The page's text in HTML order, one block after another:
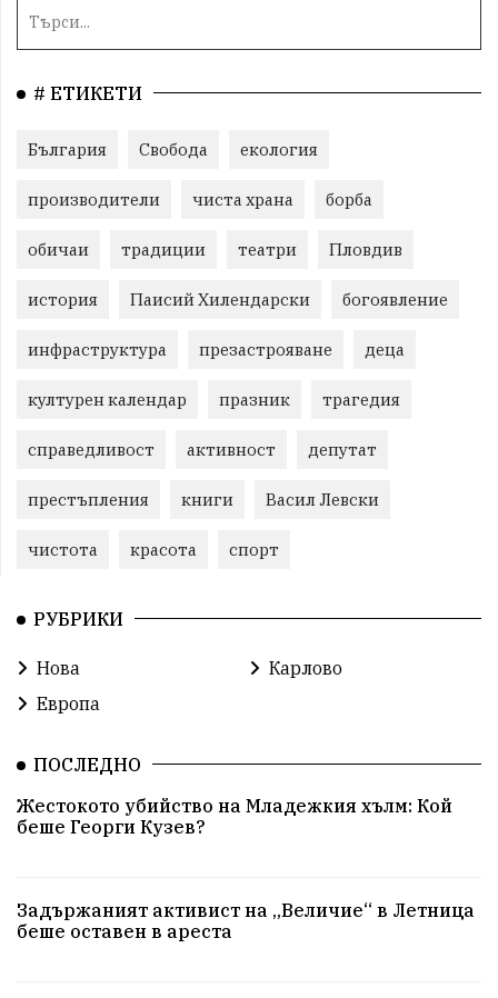
# ЕТИКЕТИ
България Свобода екология
производители чиста храна борба
обичаи традиции театри Пловдив
история Паисий Хилендарски богоявление
инфраструктура презастрояване деца
културен календар празник трагедия
справедливост активност депутат
престъпления книги Васил Левски
чистота красота спорт
РУБРИКИ
Нова
Карлово
Европа
ПОСЛЕДНО
Жестокото убийство на Младежкия хълм: Кой
беше Георги Кузев?
Задържаният активист на „Величие“ в Летница
беше оставен в ареста